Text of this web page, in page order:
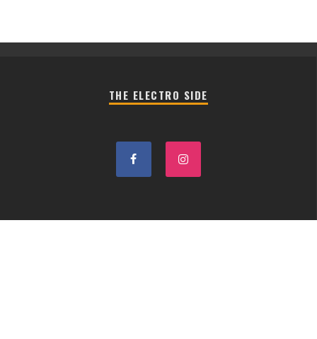
THE ELECTRO SIDE